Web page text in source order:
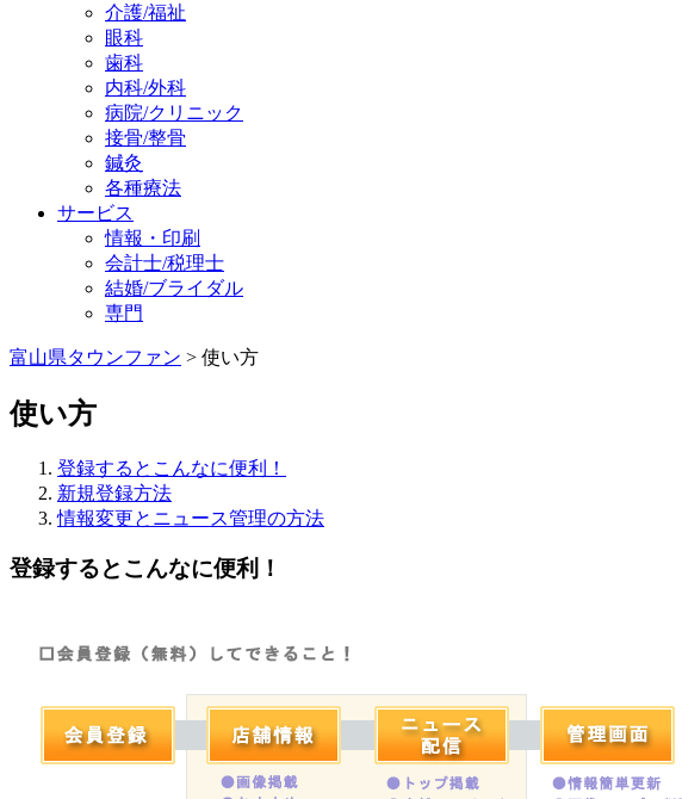
介護/福祉
眼科
歯科
内科/外科
病院/クリニック
接骨/整骨
鍼灸
各種療法
サービス
情報・印刷
会計士/税理士
結婚/ブライダル
専門
富山県タウンファン > 使い方
使い方
登録するとこんなに便利！
新規登録方法
情報変更とニュース管理の方法
登録するとこんなに便利！